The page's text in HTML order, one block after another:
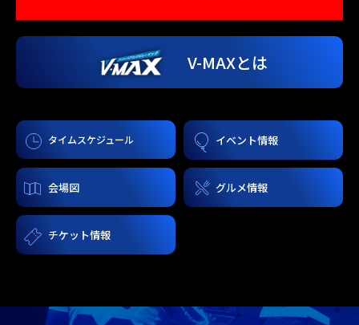
V-MAXとは
タイムスケジュール イベント情報
会場図 グルメ情報
チケット情報